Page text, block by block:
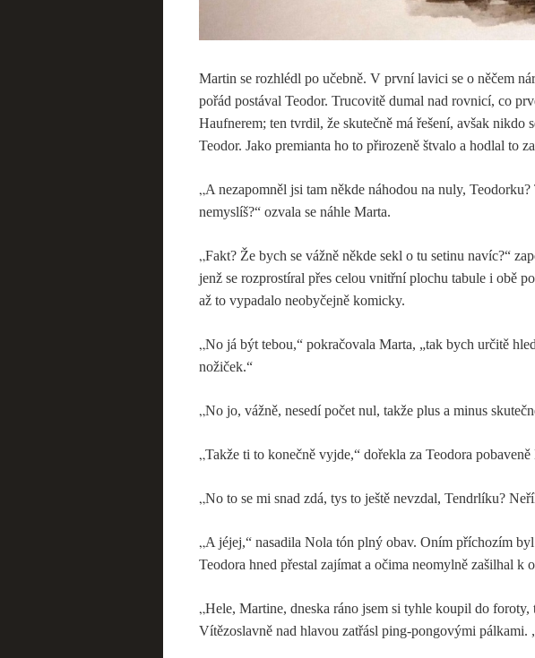
Martin se rozhlédl po učebně. V první lavici se o něčem
pořád postával Teodor. Trucovitě dumal nad rovnicí, co
Haufnerem; ten tvrdil, že skutečně má řešení, avšak nikdo
Teodor. Jako premianta ho to přirozeně štvalo a hodlal to
„A nezapomněl jsi tam někde náhodou na nuly,
nemyslíš?“ ozvala se náhle Marta.
„Fakt? Že bych se vážně někde sekl o tu setinu navíc?“
jenž se rozprostíral přes celou vnitřní plochu tabule i obě
až to vypadalo neobyčejně komicky.
„No já být tebou,“ pokračovala Marta, „tak bych určitě
nožiček.“
„No jo, vážně, nesedí počet nul, takže plus a minus
„Takže ti to konečně vyjde,“ dořekla za Teodora pobaveně
„No to se mi snad zdá, tys to ještě nevzdal, Tendrlíku?
„A jéjej,“ nasadila Nola tón plný obav. Oním příchozím
Teodora hned přestal zajímat a očima neomylně zašilhal k
„Hele, Martine, dneska ráno jsem si tyhle koupil do foroty,
Vítězoslavně nad hlavou zatřásl ping-pongovými pálkami.